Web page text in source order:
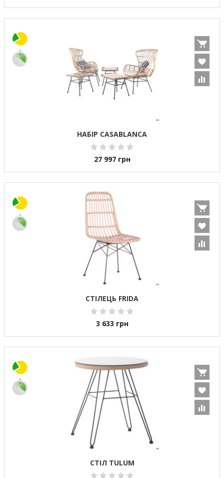
НАБІР CASABLANCA
27 997 грн
СТІЛЕЦЬ FRIDA
3 633 грн
СТІЛ TULUM